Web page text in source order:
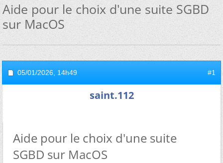
Aide pour le choix d'une suite SGBD
sur MacOS
05/01/2026, 14h49 #1
saint.112
Aide pour le choix d'une suite
SGBD sur MacOS